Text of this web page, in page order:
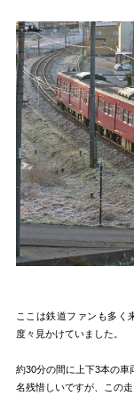
ここは鉄道ファンも多く
度々見かけていました。
約30分の間に上下3本の車
名残惜しいですが、この